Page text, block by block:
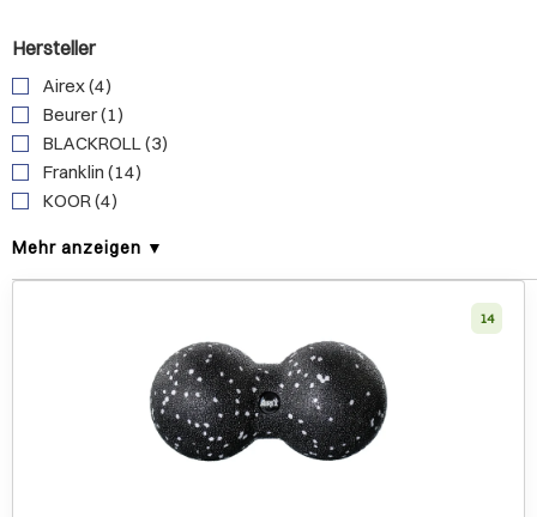
Hersteller
Airex (4)
Beurer (1)
BLACKROLL (3)
Franklin (14)
KOOR (4)
Mehr anzeigen ▼
14